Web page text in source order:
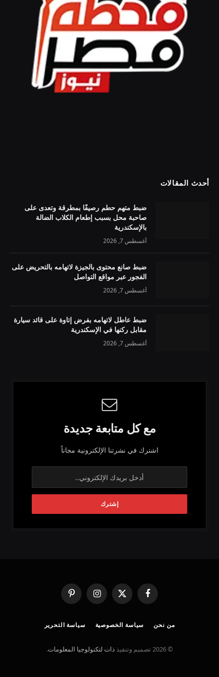
أحدث المقالات
ضبط متهم حطم رصيفًا بمطرقة وتعدى على
صاحبة محل بسبب إطعام الكلاب الضالة
بالإسكندرية
أغسطس 7, 2026
ضبط صانع محتوى بالجيزة لاتهامه بالتحريض على
الفجور عبر مواقع التواصل
أغسطس 7, 2026
ضبط عاطل لاتهامه بفرض إتاوة على قائد سيارة
مقابل ركنها في الإسكندرية
أغسطس 7, 2026
مع كل متابعة جديدة
اشترك في نشرتنا الإلكترونية مجاناً
فيسبوك
X
(Twitter)
الانستغرامبينتيريست
من نحن سياسة الخصوصية سياسة التحرير
© 2026 تصميم وتنفيذ ذات لتكنولوجيا المعلومات.